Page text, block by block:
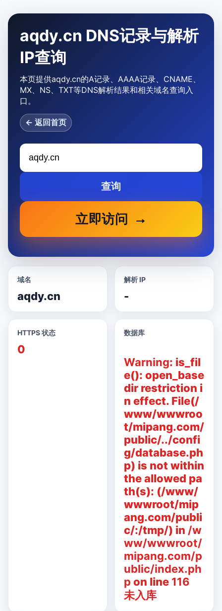
aqdy.cn DNS记录与解析
IP查询
本页提供aqdy.cn的A记录、AAAA记录、CNAME、
MX、NS、TXT等DNS解析结果和相关域名查询入
口。
← 返回首页
查询
立即访问
域名
aqdy.cn
解析 IP
-
HTTPS 状态
0
数据库
Warning: is_fil
e(): open_base
dir restriction i
n effect. File(/
www/wwwroo
t/mipang.com/
public/../confi
g/database.ph
p) is not within
the allowed pa
th(s): (/www/
wwwroot/mip
ang.com/publi
c/:/tmp/) in /w
ww/wwwroot/
mipang.com/p
ublic/index.ph
p on line 116
未入库